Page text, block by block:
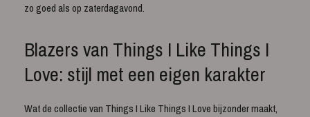
zo goed als op zaterdagavond.
Blazers van Things I Like Things I
Love: stijl met een eigen karakter
Wat de collectie van Things I Like Things I Love bijzonder maakt,